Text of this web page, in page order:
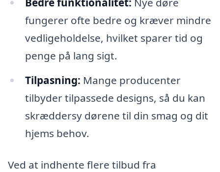
fungerer ofte bedre og kræver mindre
vedligeholdelse, hvilket sparer tid og
penge på lang sigt.
Tilpasning: Mange producenter
tilbyder tilpassede designs, så du kan
skræddersy dørene til din smag og dit
hjems behov.
Ved at indhente flere tilbud fra